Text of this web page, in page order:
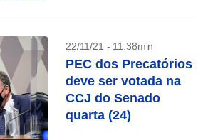
22/11/21 - 11:38min
PEC dos Precatórios
deve ser votada na
CCJ do Senado
quarta (24)